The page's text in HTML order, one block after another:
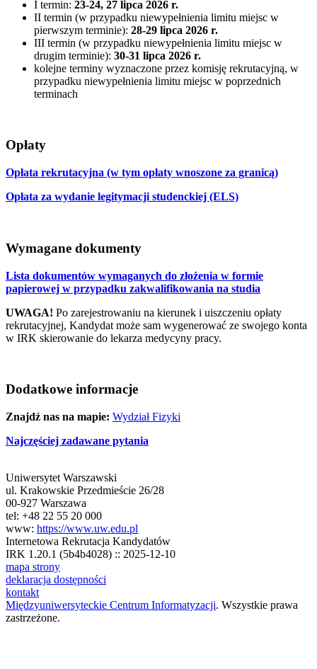
I termin: 23-24, 27 lipca 2026 r.
II termin (w przypadku niewypełnienia limitu miejsc w
pierwszym terminie): 28-29 lipca 2026 r.
III termin (w przypadku niewypełnienia limitu miejsc w
drugim terminie): 30-31 lipca 2026 r.
kolejne terminy wyznaczone przez komisję rekrutacyjną, w
przypadku niewypełnienia limitu miejsc w poprzednich
terminach
Opłaty
Opłata rekrutacyjna (w tym opłaty wnoszone za granicą)
Opłata za wydanie legitymacji studenckiej (ELS)
Wymagane dokumenty
Lista dokumentów wymaganych do złożenia w formie
papierowej w przypadku zakwalifikowania na studia
UWAGA! Po zarejestrowaniu na kierunek i uiszczeniu opłaty
rekrutacyjnej, Kandydat może sam wygenerować ze swojego konta
w IRK skierowanie do lekarza medycyny pracy.
Dodatkowe informacje
Znajdź nas na mapie: Wydział Fizyki
Najczęściej zadawane pytania
Uniwersytet Warszawski
ul. Krakowskie Przedmieście 26/28
00-927 Warszawa
tel: +48 22 55 20 000
www: https://www.uw.edu.pl
Internetowa Rekrutacja Kandydatów
IRK 1.20.1 (5b4b4028) :: 2025-12-10
mapa strony
deklaracja dostępności
kontakt
Międzyuniwersyteckie Centrum Informatyzacji. Wszystkie prawa
zastrzeżone.